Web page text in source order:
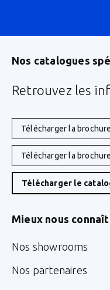
Nos catalogues
Retrouvez les
Télécharger la
Télécharger la
Télécharger le
Mieux nous
Nos showrooms
Nos partenaires